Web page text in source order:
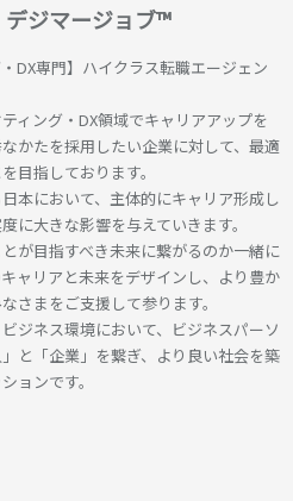
ジマージョブ™
DX専門】ハイクラス転職エージェン
ィング・DX領域でキャリアアップを
かたを採用したい企業に対して、最適
目指しております。
本において、主体的にキャリア形成し
に大きな影響を与えていきます。
が目指すべき未来に繋がるのか一緒に
ャリアと未来をデザインし、より豊か
さまをご支援して参ります。
ジネス環境において、ビジネスパーソ
と「企業」を繋ぎ、より良い社会を築
ョンです。